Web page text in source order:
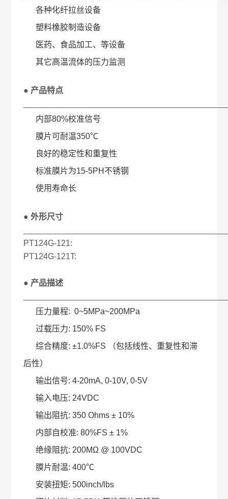
各种化纤拉丝设备
塑料橡胶制造设备
医药、食品加工、等设备
其它高温流体的压力监测
● 产品特点
内部80%校准信号
膜片可耐温350℃
良好的稳定性和重复性
标准膜片为15-5PH不锈钢
使用寿命长
● 外形尺寸
PT124G-121:
PT124G-121T:​
● 产品描述
压力量程: 0~5MPa~200MPa
过载压力: 150% FS
综合精度: ±1.0%FS （包括线性、重复性和滞
后性）
输出信号: 4-20mA, 0-10V, 0-5V
输入电压: 24VDC
输出阻抗: 350 Ohms ± 10%
内部自校准: 80%FS ± 1%
绝缘阻抗: 200MΩ @ 100VDC
膜片耐温: 400℃
安装扭矩: 500inch/lbs